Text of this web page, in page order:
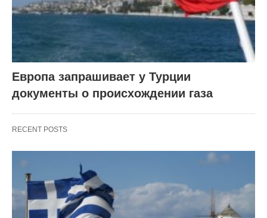
Европа запрашивает у Турции
документы о происхождении газа
RECENT POSTS